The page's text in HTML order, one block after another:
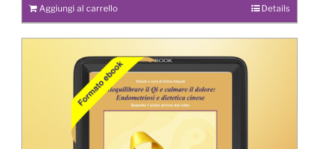
Aggiungi al carrello Details